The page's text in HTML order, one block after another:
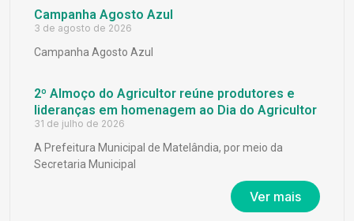
Campanha Agosto Azul
3 de agosto de 2026
Campanha Agosto Azul
2º Almoço do Agricultor reúne produtores e
lideranças em homenagem ao Dia do Agricultor
31 de julho de 2026
A Prefeitura Municipal de Matelândia, por meio da
Secretaria Municipal
Ver mais